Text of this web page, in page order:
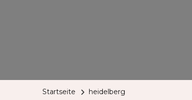
Startseite heidelberg